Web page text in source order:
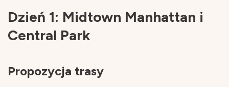
Dzień 1: Midtown Manhattan i
Central Park
Propozycja trasy